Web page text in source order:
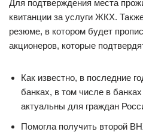
Для подтверждения места
квитанции за услуги ЖКХ.
резюме, в котором будет
акционеров, которые
Как известно, в последние
банках, в том числе в
актуальны для граждан
Помогла получить второй